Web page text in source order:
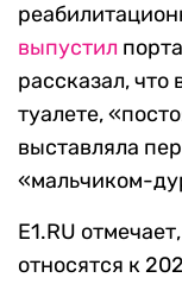
выпустил
рассказал, что
туалете,
выставляла
«мальчиком-
E1.RU
относятся к